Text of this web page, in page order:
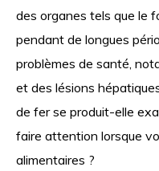
des organes tels que le
pendant de longues
problèmes de santé,
et des lésions
de fer se produit-elle
faire attention lorsque
alimentaires ?